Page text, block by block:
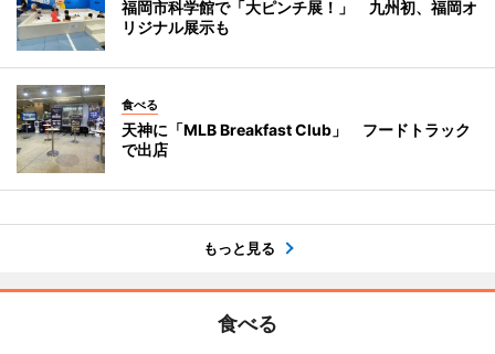
福岡市科学館で「大ピンチ展！」 九州初、福岡オ
リジナル展示も
食べる
天神に「MLB Breakfast Club」 フードトラック
で出店
もっと見る
食べる